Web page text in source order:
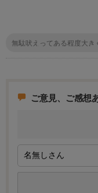
無駄吠えってある程度大
さいのです。数年前から
ご意見、ご感想